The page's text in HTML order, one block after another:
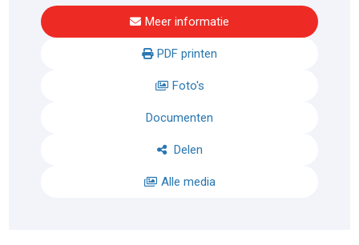
Meer informatie
PDF printen
Foto's
Documenten
Delen
Alle media